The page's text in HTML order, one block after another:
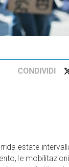
CONDIVIDI
estate
le mobilitazioni